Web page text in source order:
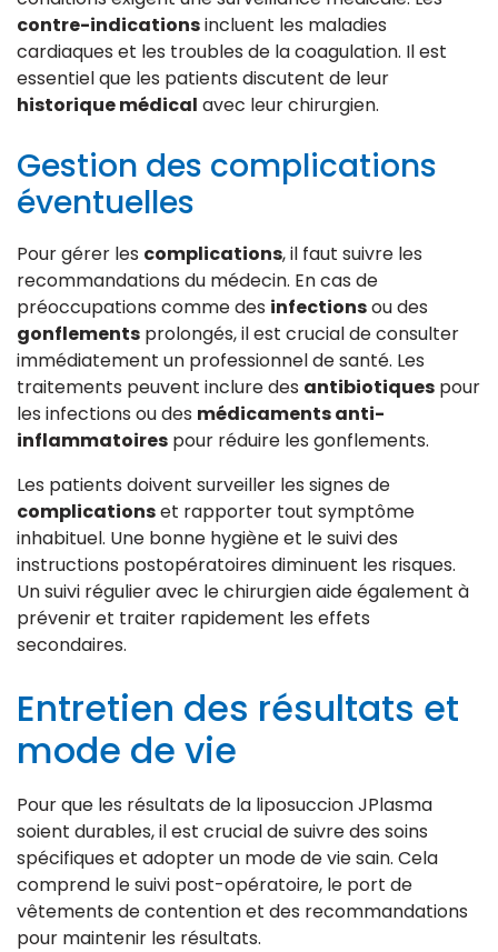
contre-indicationsincluent les maladies
cardiaques et les troubles de la coagulation. Il est
essentiel que les patients discutent de leur
historique médical avec leur chirurgien.
Gestion des complications
éventuelles
Pour gérer les complications, il faut suivre les
recommandations du médecin. En cas de
préoccupations comme des infectionsou des
gonflements prolongés, il est crucial de consulter
immédiatement un professionnel de santé. Les
traitements peuvent inclure des antibiotiques pour
les infections ou des médicaments anti-
inflammatoires pour réduire les gonflements.
Les patients doivent surveiller les signes de
complicationset rapporter tout symptôme
inhabituel. Une bonne hygiène et le suivi des
instructions postopératoires diminuent les risques.
Un suivi régulier avec le chirurgien aide également à
prévenir et traiter rapidement les effets
secondaires.
Entretien des résultats et
mode de vie
Pour que les résultats de la liposuccion JPlasma
soient durables, il est crucial de suivre des soins
spécifiques et adopter un mode de vie sain. Cela
comprend le suivi post-opératoire, le port de
vêtements de contention et des recommandations
pour maintenir les résultats.